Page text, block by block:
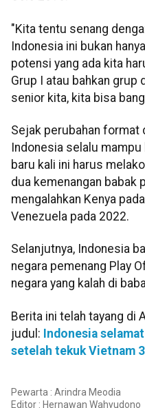
"Kita tentu senang
Indonesia ini bukan
potensi yang ada kita
Grup I atau bahkan grup
senior kita, kita bisa
Sejak perubahan format
Indonesia selalu
baru kali ini harus
dua kemenangan babak
mengalahkan Kenya
Venezuela pada 2022.
Selanjutnya, Indonesia
negara pemenang Play
negara yang kalah di
Berita ini telah tayang di
judul: Indonesia
setelah tekuk Vietnam
Pewarta : Arindra Meodia
Editor : Hernawan Wahyudono